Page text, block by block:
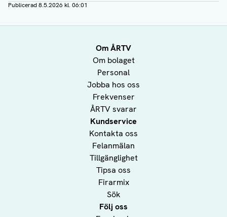
Publicerad8.5.2026 kl. 06:01
Om ÅRTV
Om bolaget
Personal
Jobba hos oss
Frekvenser
ÅRTV svarar
Kundservice
Kontakta oss
Felanmälan
Tillgänglighet
Tipsa oss
Firarmix
Sök
Följ oss